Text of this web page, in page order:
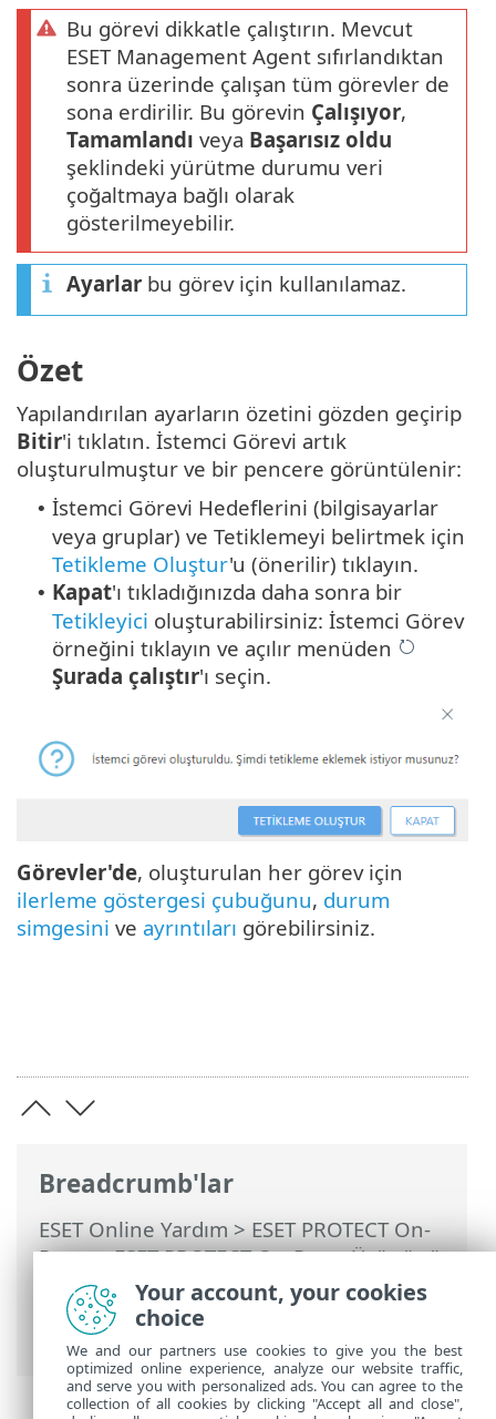
Breadcrumb'lar
ESET Online Yardım > ESET PROTECT On-
Prem>ESET PROTECT On-Prem Ürününü
Kullanma
>ESET PROTECT On-Prem Ana
Menü> Görevler İstemci Görevleri
Klonlanan Aracıyı Sıfırlama
Bu görevi dikkatle çalıştırın. Mevcut
ESET Management Agent sıfırlandıktan
sonra üzerinde çalışan tüm görevler de
sona erdirilir. Bu görevin Çalışıyor,
Tamamlandı veya Başarısız oldu
şeklindeki yürütme durumu veri
çoğaltmaya bağlı olarak
gösterilmeyebilir.
Ayarlar bu görev için kullanılamaz.
Özet
Yapılandırılan ayarların özetini gözden geçirip
Bitir'i tıklatın. İstemci Görevi artık
oluşturulmuştur ve bir pencere görüntülenir:
• İstemci Görevi Hedeflerini (bilgisayarlar
veya gruplar) ve Tetiklemeyi belirtmek için
Tetikleme Oluştur'u (önerilir) tıklayın.
• Kapat'ı tıkladığınızda daha sonra bir
Tetikleyici oluşturabilirsiniz: İstemci Görev
örneğini tıklayın ve açılır menüden
Şurada çalıştır'ı seçin.
Görevler'de, oluşturulan her görev için
ilerleme göstergesi çubuğunu, durum
simgesini ve ayrıntıları görebilirsiniz.
Your account, your cookies
choice
We and our partners use cookies to give you the best
optimized online experience, analyze our website traffic,
and serve you with personalized ads. You can agree to the
collection of all cookies by clicking "Accept all and close",